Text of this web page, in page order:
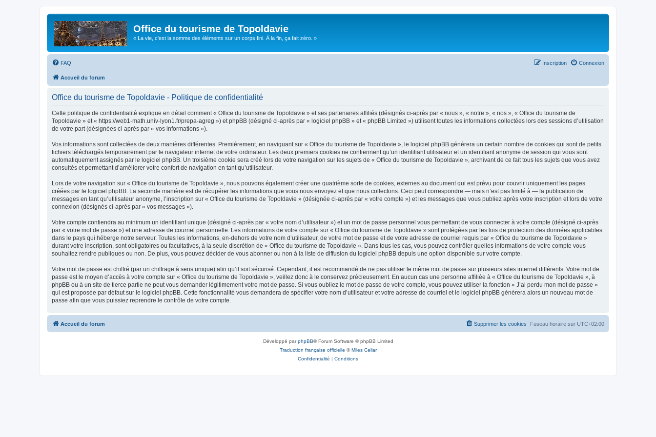
Office du tourisme de Topoldavie
« La vie, c'est la somme des éléments sur un corps fini. À la fin, ça fait zéro. »
FAQ Connexion
Inscription
Accueil du forum
Office du tourisme de Topoldavie - Politique de confidentialité
Cette politique de confidentialité explique en détail comment « Office du tourisme de Topoldavie » et ses partenaires affiliés (désignés ci-après par « nous », « notre », « nos », « Office du tourisme de
Topoldavie » et « https://web1-math.univ-lyon1.fr/prepa-agreg ») et phpBB (désigné ci-après par « logiciel phpBB » et « phpBB Limited ») utilisent toutes les informations collectées lors des sessions d’utilisation
de votre part (désignées ci-après par « vos informations »).
Vos informations sont collectées de deux manières différentes. Premièrement, en naviguant sur « Office du tourisme de Topoldavie », le logiciel phpBB génèrera un certain nombre de cookies qui sont de petits
fichiers téléchargés temporairement par le navigateur internet de votre ordinateur. Les deux premiers cookies ne contiennent qu’un identifiant utilisateur et un identifiant anonyme de session qui vous sont
automatiquement assignés par le logiciel phpBB. Un troisième cookie sera créé lors de votre navigation sur les sujets de « Office du tourisme de Topoldavie », archivant de ce fait tous les sujets que vous avez
consultés et permettant d’améliorer votre confort de navigation en tant qu’utilisateur.
Lors de votre navigation sur « Office du tourisme de Topoldavie », nous pouvons également créer une quatrième sorte de cookies, externes au document qui est prévu pour couvrir uniquement les pages
créées par le logiciel phpBB. La seconde manière est de récupérer les informations que vous nous envoyez et que nous collectons. Ceci peut correspondre — mais n’est pas limité à — la publication de
messages en tant qu’utilisateur anonyme, l’inscription sur « Office du tourisme de Topoldavie » (désignée ci-après par « votre compte ») et les messages que vous publiez après votre inscription et lors de votre
connexion (désignés ci-après par « vos messages »).
Votre compte contiendra au minimum un identifiant unique (désigné ci-après par « votre nom d’utilisateur ») et un mot de passe personnel vous permettant de vous connecter à votre compte (désigné ci-après
par « votre mot de passe ») et une adresse de courriel personnelle. Les informations de votre compte sur « Office du tourisme de Topoldavie » sont protégées par les lois de protection des données applicables
dans le pays qui héberge notre serveur. Toutes les informations, en-dehors de votre nom d’utilisateur, de votre mot de passe et de votre adresse de courriel requis par « Office du tourisme de Topoldavie »
durant votre inscription, sont obligatoires ou facultatives, à la seule discrétion de « Office du tourisme de Topoldavie ». Dans tous les cas, vous pouvez contrôler quelles informations de votre compte vous
souhaitez rendre publiques ou non. De plus, vous pouvez décider de vous abonner ou non à la liste de diffusion du logiciel phpBB depuis une option disponible sur votre compte.
Votre mot de passe est chiffré (par un chiffrage à sens unique) afin qu’il soit sécurisé. Cependant, il est recommandé de ne pas utiliser le même mot de passe sur plusieurs sites internet différents. Votre mot de
passe est le moyen d’accès à votre compte sur « Office du tourisme de Topoldavie », veillez donc à le conservez précieusement. En aucun cas une personne affiliée à « Office du tourisme de Topoldavie », à
phpBB ou à un site de tierce partie ne peut vous demander légitimement votre mot de passe. Si vous oubliez le mot de passe de votre compte, vous pouvez utiliser la fonction « J’ai perdu mon mot de passe »
qui est proposée par défaut sur le logiciel phpBB. Cette fonctionnalité vous demandera de spécifier votre nom d’utilisateur et votre adresse de courriel et le logiciel phpBB générera alors un nouveau mot de
passe afin que vous puissiez reprendre le contrôle de votre compte.
Accueil du forum Fuseau horaire sur UTC+02:00
Supprimer les cookies
Développé parphpBB® Forum Software © phpBB Limited
Traduction française officielle ©Miles Cellar
Confidentialité | Conditions